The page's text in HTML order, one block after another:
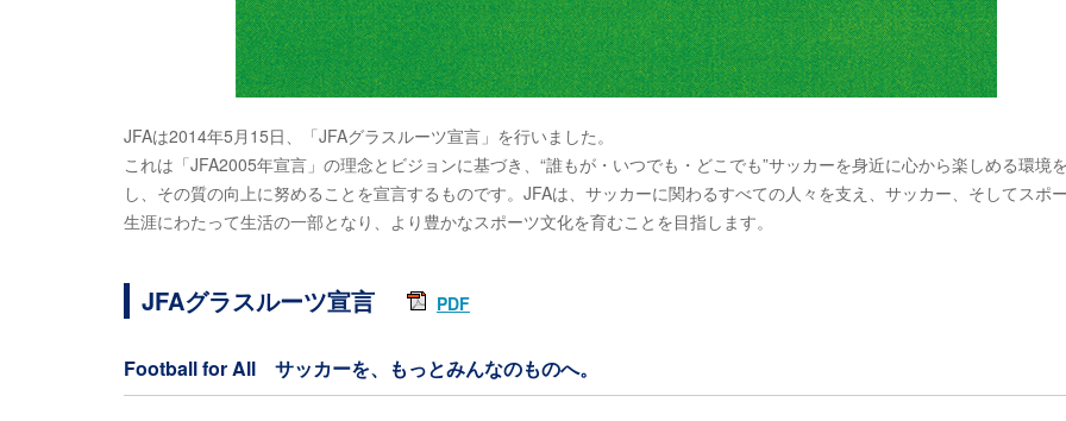
JFAは2014年5月15日、「JFAグラスルーツ宣言」を行いました。
これは「JFA2005年宣言」の理念とビジョンに基づき、“誰もが・いつでも・どこでも”サッカーを身近に心から楽しめる環境
し、その質の向上に努めることを宣言するものです。JFAは、サッカーに関わるすべての人々を支え、サッカー、そしてスポ
生涯にわたって生活の一部となり、より豊かなスポーツ文化を育むことを目指します。
JFAグラスルーツ宣言 PDF
Football for All サッカーを、もっとみんなのものへ。